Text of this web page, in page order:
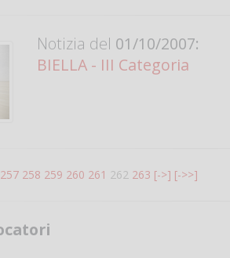
Notizia del 01/10/2007:
BIELLA - III Categoria
257 258 259 260 261 262 263 [->] [->>]